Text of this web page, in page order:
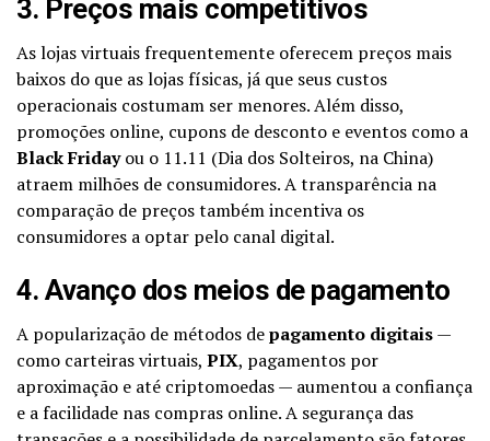
3. Preços mais competitivos
As lojas virtuais frequentemente oferecem preços mais
baixos do que as lojas físicas, já que seus custos
operacionais costumam ser menores. Além disso,
promoções online, cupons de desconto e eventos como a
Black Fridayou o 11.11 (Dia dos Solteiros, na China)
atraem milhões de consumidores. A transparência na
comparação de preços também incentiva os
consumidores a optar pelo canal digital.
4. Avanço dos meios de pagamento
A popularização de métodos depagamento digitais—
como carteiras virtuais, PIX, pagamentos por
aproximação e até criptomoedas — aumentou a confiança
e a facilidade nas compras online. A segurança das